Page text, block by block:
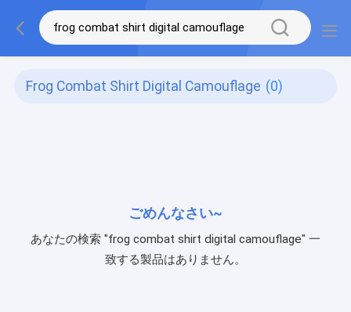
Frog Combat Shirt Digital Camouflage (0)
ごめんなさい~
あなたの検索 "frog combat shirt digital camouflage" 一
致する製品はありません。